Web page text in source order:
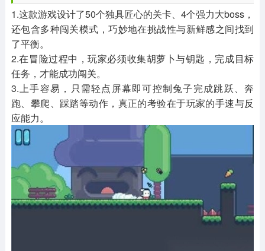
1.这款游戏设计了50个独具匠心的关卡、4个强力大boss，
还包含多种闯关模式，巧妙地在挑战性与新鲜感之间找到
了平衡。
2.在冒险过程中，玩家必须收集胡萝卜与钥匙，完成目标
任务，才能成功闯关。
3.上手容易，只需轻点屏幕即可控制兔子完成跳跃、奔
跑、攀爬、踩踏等动作，真正的考验在于玩家的手速与反
应能力。